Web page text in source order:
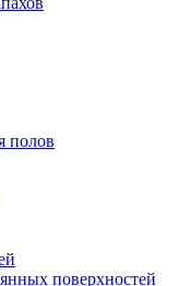
полов
поверхностей